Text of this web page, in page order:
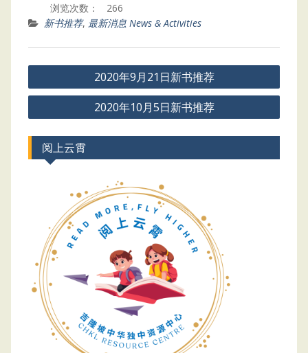
浏览次数：
266
新书推荐, 最新消息 News & Activities
Post
navigation
2020年9月21日新书推荐
2020年10月5日新书推荐
阅上云霄